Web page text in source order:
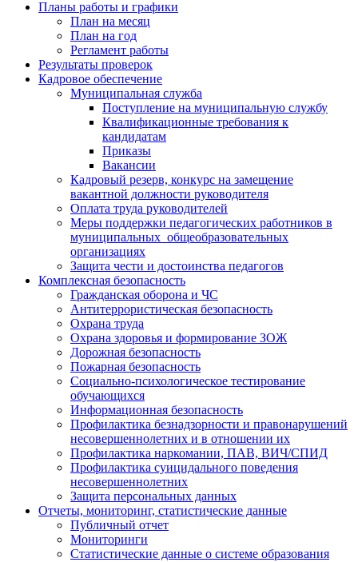
Планы работы и графики
План на месяц
План на год
Регламент работы
Результаты проверок
Кадровое обеспечение
Муниципальная служба
Поступление на муниципальную службу
Квалификационные требования к
кандидатам
Приказы
Вакансии
Кадровый резерв, конкурс на замещение
вакантной должности руководителя
Оплата труда руководителей
Меры поддержки педагогических работников в
муниципальных общеобразовательных
организациях
Защита чести и достоинства педагогов
Комплексная безопасность
Гражданская оборона и ЧС
Антитеррористическая безопасность
Охрана труда
Охрана здоровья и формирование ЗОЖ
Дорожная безопасность
Пожарная безопасность
Социально-психологическое тестирование
обучающихся
Информационная безопасность
Профилактика безнадзорности и правонарушений
несовершеннолетних и в отношении их
Профилактика наркомании, ПАВ, ВИЧ/СПИД
Профилактика суицидального поведения
несовершеннолетних
Защита персональных данных
Отчеты, мониторинг, статистические данные
Публичный отчет
Мониторинги
Статистические данные о системе образования